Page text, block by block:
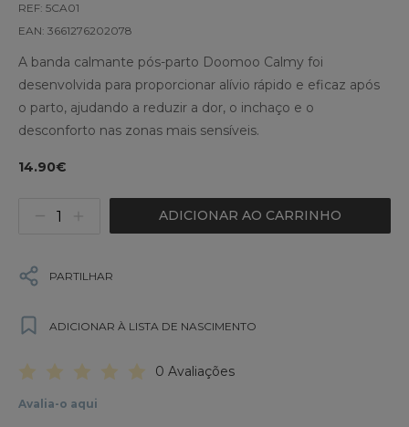
REF: 5CA01
EAN: 3661276202078
A banda calmante pós-parto Doomoo Calmy foi
desenvolvida para proporcionar alívio rápido e eficaz após
o parto, ajudando a reduzir a dor, o inchaço e o
desconforto nas zonas mais sensíveis.
14.90€
ADICIONAR AO CARRINHO
PARTILHAR
ADICIONAR À LISTA DE NASCIMENTO
0 Avaliações
Avalia-o aqui